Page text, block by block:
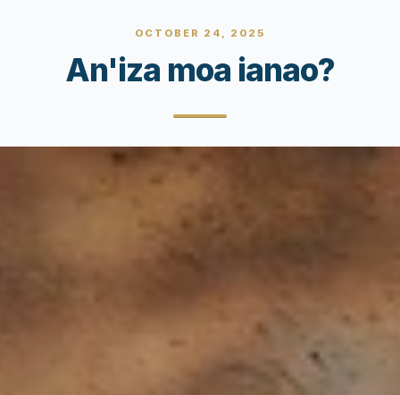
OCTOBER 24, 2025
An'iza moa ianao?